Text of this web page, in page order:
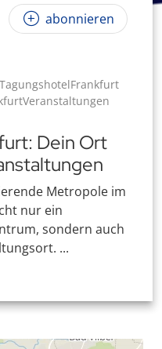
abonnieren
Dein Ort
Metropole im
nur ein
sondern auch
...